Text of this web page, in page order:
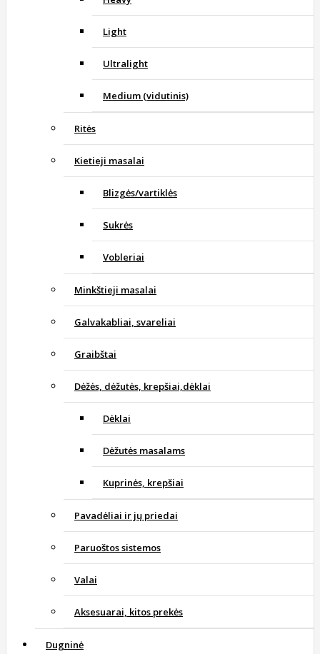
Light
Ultralight
Medium (vidutinis)
Ritės
Kietieji masalai
Blizgės/vartiklės
Sukrės
Vobleriai
Minkštieji masalai
Galvakabliai, svareliai
Graibštai
Dėžės, dėžutės, krepšiai,dėklai
Dėklai
Dėžutės masalams
Kuprinės, krepšiai
Pavadėliai ir jų priedai
Paruoštos sistemos
Valai
Aksesuarai, kitos prekės
Dugninė